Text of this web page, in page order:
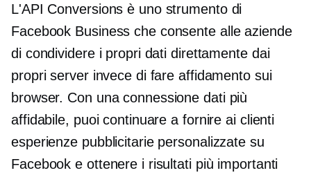
L'API Conversions è uno strumento di
Facebook Business che consente alle aziende
di condividere i propri dati direttamente dai
propri server invece di fare affidamento sui
browser. Con una connessione dati più
affidabile, puoi continuare a fornire ai clienti
esperienze pubblicitarie personalizzate su
Facebook e ottenere i risultati più importanti